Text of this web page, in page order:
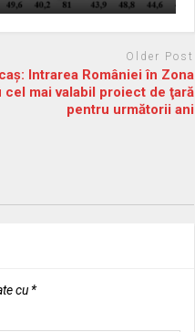
Older Post
Intrarea României în Zona
cel mai valabil proiect de ţară
pentru următorii ani
cu *